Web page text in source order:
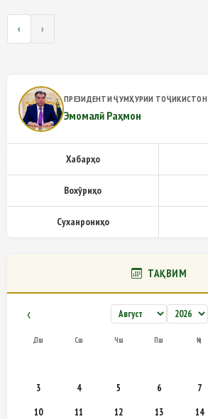
‹ ›
ПРЕЗИДЕНТИ ҶУМҲУРИИ ТОҶИКИСТОН
Эмомалӣ Раҳмон
Хабарҳо
Вохӯриҳо
Суханрониҳо
ТАҚВИМ
‹
Дш Сш Чш Пш Ҷм
3
4 5 6 7
10
11 12 13 14